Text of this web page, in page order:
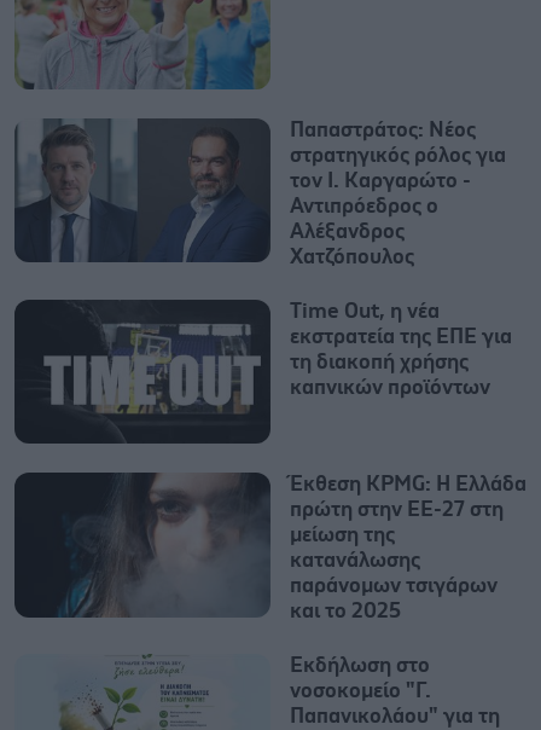
Παπαστράτος: Νέος
στρατηγικός ρόλος για
τον Ι. Καργαρώτο -
Αντιπρόεδρος ο
Αλέξανδρος
Χατζόπουλος
Time Out, η νέα
εκστρατεία της ΕΠΕ για
τη διακοπή χρήσης
καπνικών προϊόντων
Έκθεση KPMG: Η Ελλάδα
πρώτη στην ΕΕ-27 στη
μείωση της
κατανάλωσης
παράνομων τσιγάρων
και το 2025
Εκδήλωση στο
νοσοκομείο "Γ.
Παπανικολάου" για τη